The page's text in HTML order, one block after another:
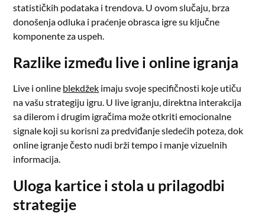
statističkih podataka i trendova. U ovom slučaju, brza
donošenja odluka i praćenje obrasca igre su ključne
komponente za uspeh.
Razlike između live i online igranja
Live i online blekdžek imaju svoje specifičnosti koje utiču
na vašu strategiju igru. U live igranju, direktna interakcija
sa dilerom i drugim igračima može otkriti emocionalne
signale koji su korisni za predviđanje sledećih poteza, dok
online igranje često nudi brži tempo i manje vizuelnih
informacija.
Uloga kartice i stola u prilagodbi
strategije